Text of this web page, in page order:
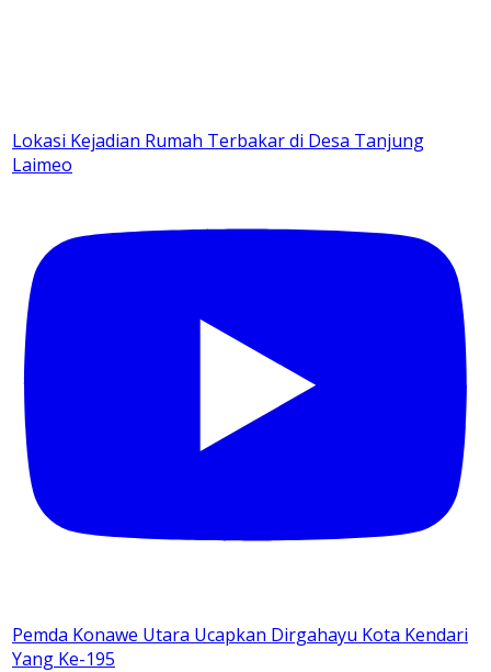
Lokasi Kejadian Rumah Terbakar di Desa Tanjung
Laimeo
Pemda Konawe Utara Ucapkan Dirgahayu Kota Kendari
Yang Ke-195